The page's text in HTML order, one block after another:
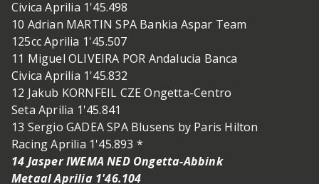
Civica Aprilia 1'45.498
10 Adrian MARTIN SPA Bankia Aspar Team
125cc Aprilia 1'45.507
11 Miguel OLIVEIRA POR Andalucia Banca
Civica Aprilia 1'45.832
12 Jakub KORNFEIL CZE Ongetta-Centro
Seta Aprilia 1'45.841
13 Sergio GADEA SPA Blusens by Paris Hilton
Racing Aprilia 1'45.893 *
14 Jasper IWEMA NED Ongetta-Abbink
Metaal Aprilia 1'46.104